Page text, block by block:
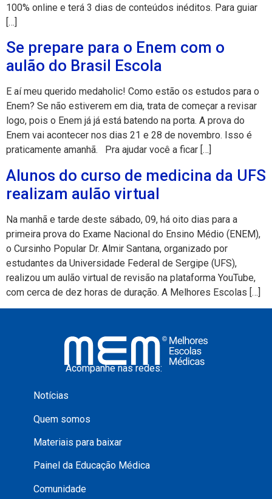
100% online e terá 3 dias de conteúdos inéditos. Para guiar
[…]
Se prepare para o Enem com o
aulão do Brasil Escola
E aí meu querido medaholic! Como estão os estudos para o
Enem? Se não estiverem em dia, trata de começar a revisar
logo, pois o Enem já já está batendo na porta. A prova do
Enem vai acontecer nos dias 21 e 28 de novembro. Isso é
praticamente amanhã. Pra ajudar você a ficar […]
Alunos do curso de medicina da UFS
realizam aulão virtual
Na manhã e tarde deste sábado, 09, há oito dias para a
primeira prova do Exame Nacional do Ensino Médio (ENEM),
o Cursinho Popular Dr. Almir Santana, organizado por
estudantes da Universidade Federal de Sergipe (UFS),
realizou um aulão virtual de revisão na plataforma YouTube,
com cerca de dez horas de duração. A Melhores Escolas […]
Acompanhe nas redes:
Notícias
Quem somos
Materiais para baixar
Painel da Educação Médica
Comunidade